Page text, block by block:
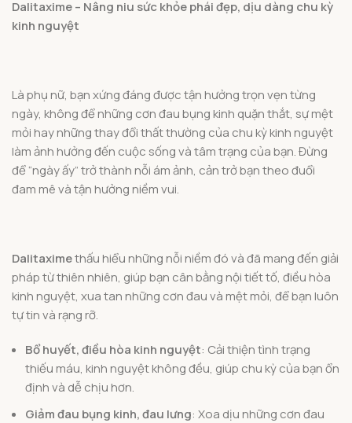
Dalitaxime – Nâng niu sức khỏe phái đẹp, dịu dàng chu kỳ
kinh nguyệt
Là phụ nữ, bạn xứng đáng được tận hưởng trọn vẹn từng
ngày, không để những cơn đau bụng kinh quặn thắt, sự mệt
mỏi hay những thay đổi thất thường của chu kỳ kinh nguyệt
làm ảnh hưởng đến cuộc sống và tâm trạng của bạn. Đừng
để “ngày ấy” trở thành nỗi ám ảnh, cản trở bạn theo đuổi
đam mê và tận hưởng niềm vui.
Dalitaximethấu hiểu những nỗi niềm đó và đã mang đến giải
pháp từ thiên nhiên, giúp bạn cân bằng nội tiết tố, điều hòa
kinh nguyệt, xua tan những cơn đau và mệt mỏi, để bạn luôn
tự tin và rạng rỡ.
Bổ huyết, điều hòa kinh nguyệt: Cải thiện tình trạng
thiếu máu, kinh nguyệt không đều, giúp chu kỳ của bạn ổn
định và dễ chịu hơn.
Giảm đau bụng kinh, đau lưng: Xoa dịu những cơn đau